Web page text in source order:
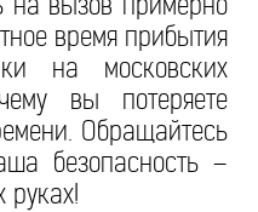
время прибытия
на московских
вы потеряете
Обращайтесь
безопасность –
руках!